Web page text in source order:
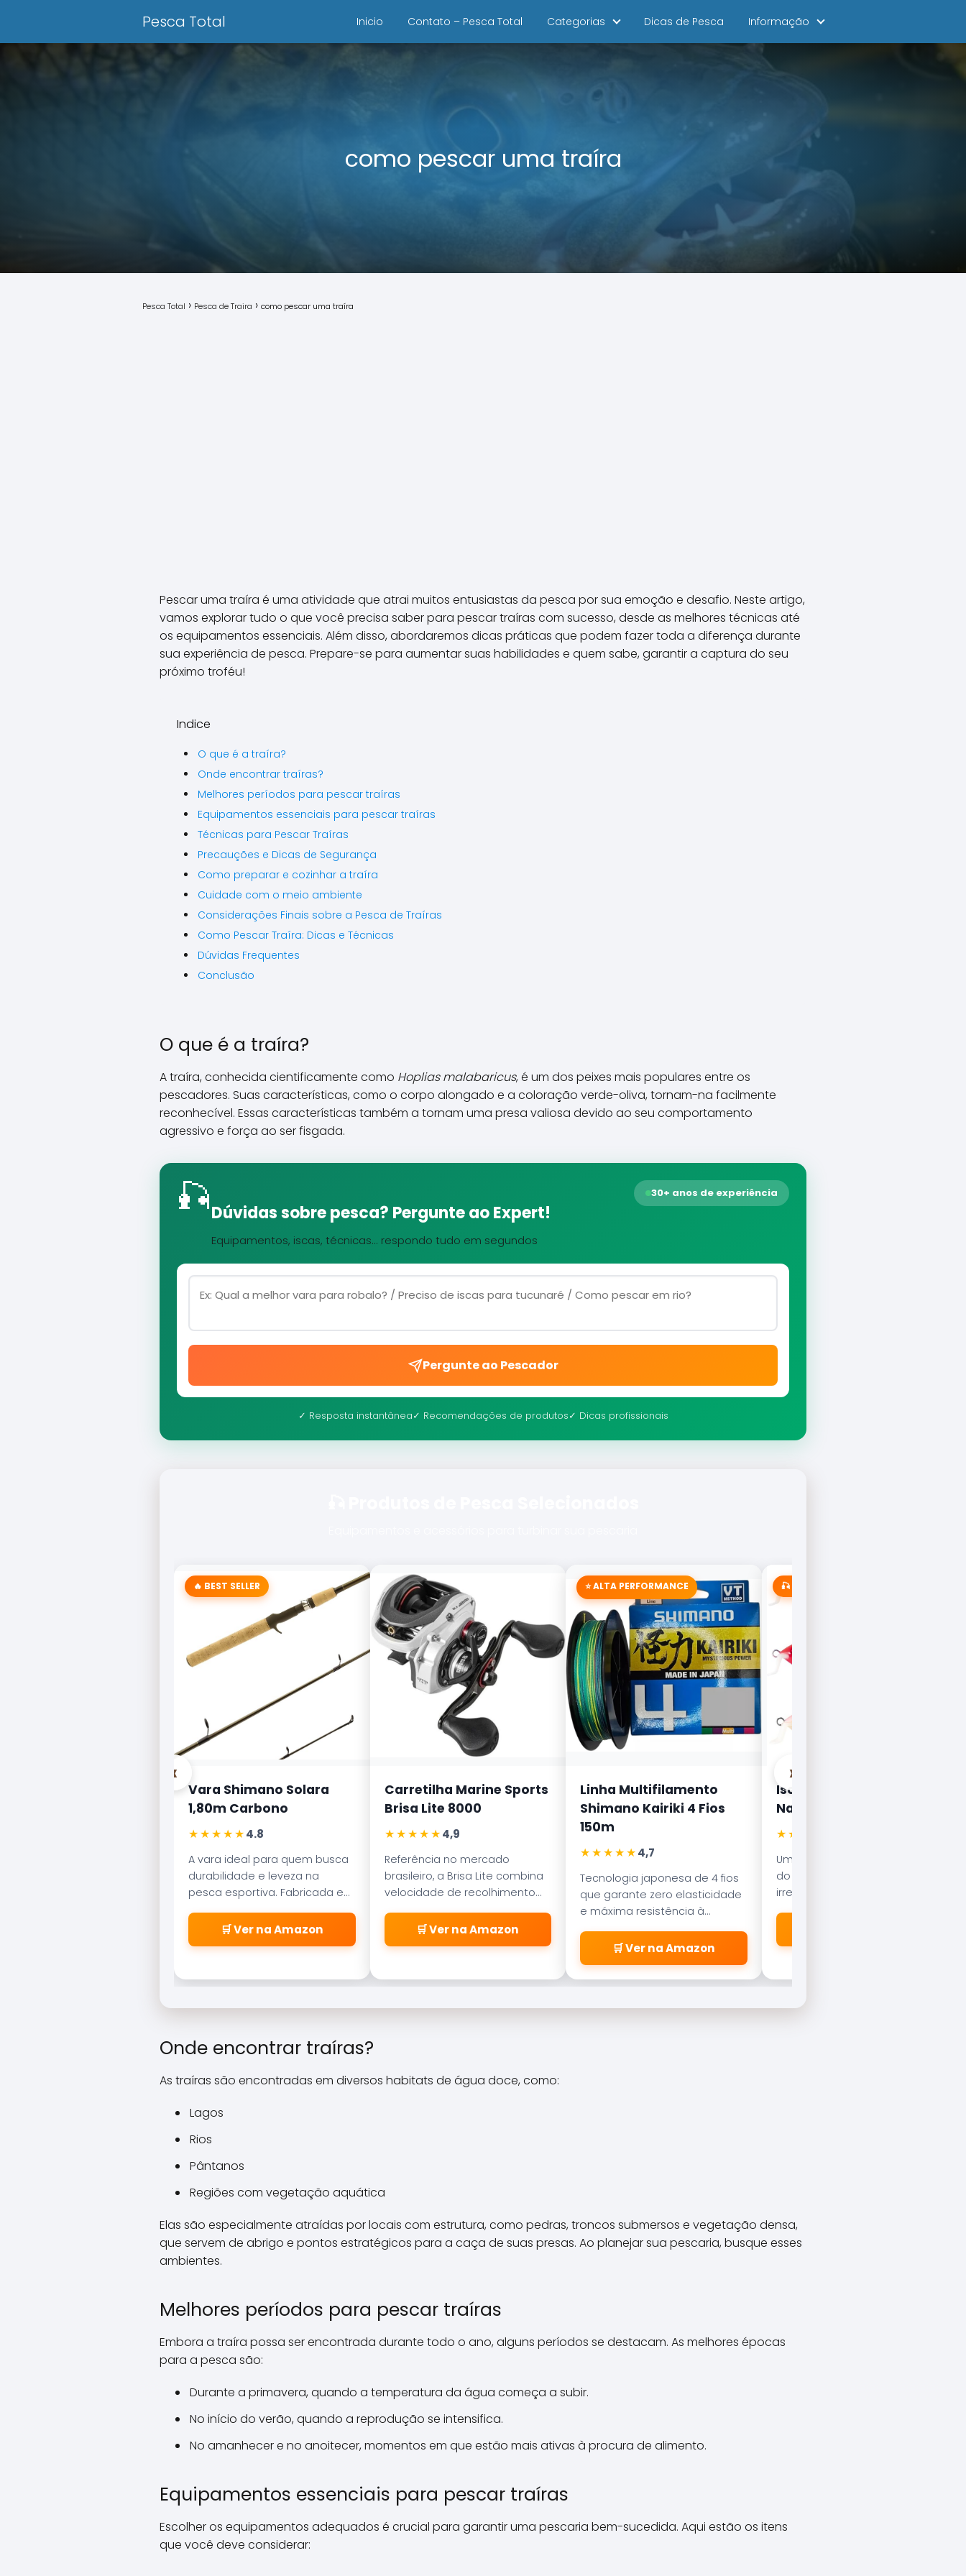
Pesca Total Inicio Contato – Pesca Total Categorias Dicas de Pesca Informação
como pescar uma traíra
Pesca Total Pesca de Traira como pescar uma traíra
Pescar uma traíra é uma atividade que atrai muitos entusiastas da pesca por sua emoção e desafio. Neste artigo,
vamos explorar tudo o que você precisa saber para pescar traíras com sucesso, desde as melhores técnicas até
os equipamentos essenciais. Além disso, abordaremos dicas práticas que podem fazer toda a diferença durante
sua experiência de pesca. Prepare-se para aumentar suas habilidades e quem sabe, garantir a captura do seu
próximo troféu!
Indice
O que é a traíra?
Onde encontrar traíras?
Melhores períodos para pescar traíras
Equipamentos essenciais para pescar traíras
Técnicas para Pescar Traíras
Precauções e Dicas de Segurança
Como preparar e cozinhar a traíra
Cuidade com o meio ambiente
Considerações Finais sobre a Pesca de Traíras
Como Pescar Traíra: Dicas e Técnicas
Dúvidas Frequentes
Conclusão
O que é a traíra?
A traíra, conhecida cientificamente como Hoplias malabaricus, é um dos peixes mais populares entre os
pescadores. Suas características, como o corpo alongado e a coloração verde-oliva, tornam-na facilmente
reconhecível. Essas características também a tornam uma presa valiosa devido ao seu comportamento
agressivo e força ao ser fisgada.
🎣Dúvidas sobre pesca? Pergunte ao Expert!
Equipamentos, iscas, técnicas... respondo tudo em segundos
30+ anos de experiência
Pergunte ao Pescador
✓ Resposta instantânea✓ Recomendações de produtos✓ Dicas profissionais
‹
🔥 BEST SELLER
Vara Shimano Solara
1,80m Carbono
★★★★★4.8
A vara ideal para quem busca
durabilidade e leveza na
pesca esportiva. Fabricada em
carbono aeroglass, oferece
sensibilidade incrível para
fisgadas precisas.
🛒 Ver na Amazon
Carretilha Marine Sports
Brisa Lite 8000
★★★★★4,9
Referência no mercado
brasileiro, a Brisa Lite combina
velocidade de recolhimento
com um sistema de freio
magnético que evita as
famosas
\\\\\\\\\\\\\\\\\\\\\\\\\
\\\\\\\\\\\\\\\\\\\\\\\\\
\\\\\\\\\\\\\\\\\\\\\\\\\
🛒 Ver na Amazon
⭐ ALTA PERFORMANCE
Linha Multifilamento
Shimano Kairiki 4 Fios
150m
★★★★★4,7
Tecnologia japonesa de 4 fios
que garante zero elasticidade
e máxima resistência à
abrasão. Desliza suavemente
pelos passadores.
🛒 Ver na Amazon
🎣 MAIS VENDIDA
Isca Artificial Nelson
Nakamura Curisco 70
★★★★★
Uma das iscas mais famosas
do Brasil. Com nado errático, é
irresistível para o Tucunaré e o
Robalo. Essencial em qualquer
›
Onde encontrar traíras?
As traíras são encontradas em diversos habitats de água doce, como:
Lagos
Rios
Pântanos
Regiões com vegetação aquática
Elas são especialmente atraídas por locais com estrutura, como pedras, troncos submersos e vegetação densa,
que servem de abrigo e pontos estratégicos para a caça de suas presas. Ao planejar sua pescaria, busque esses
ambientes.
Melhores períodos para pescar traíras
Embora a traíra possa ser encontrada durante todo o ano, alguns períodos se destacam. As melhores épocas
para a pesca são:
Durante a primavera, quando a temperatura da água começa a subir.
No início do verão, quando a reprodução se intensifica.
No amanhecer e no anoitecer, momentos em que estão mais ativas à procura de alimento.
Equipamentos essenciais para pescar traíras
Escolher os equipamentos adequados é crucial para garantir uma pescaria bem-sucedida. Aqui estão os itens
que você deve considerar: